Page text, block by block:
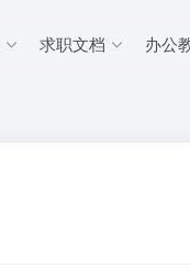
求职文档 办公